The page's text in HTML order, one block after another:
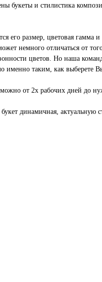
букеты и стилистика
его размер, цветовая гамма
немного отличаться от
цветов. Но наша
именно таким, как выберете
от 2х рабочих дней до
динамичная, актуальную